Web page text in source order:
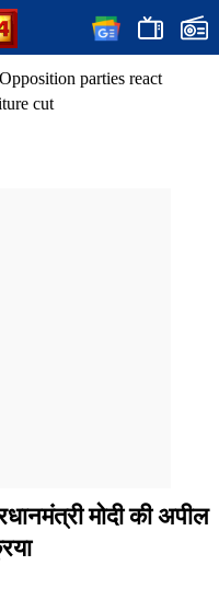
parties react
cut
मोदी की अपील